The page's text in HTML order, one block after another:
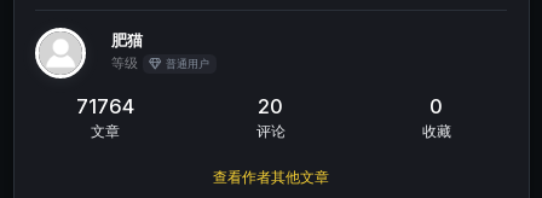
肥猫
等级 普通用户
71764
文章
20
评论
0
收藏
查看作者其他文章